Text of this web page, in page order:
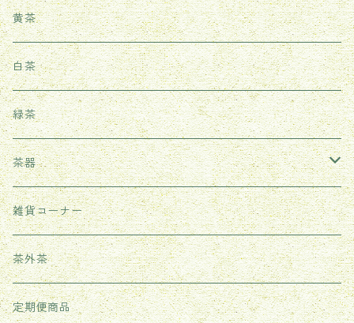
鉄観音
台湾ウーロン茶
熟茶
武夷紅茶
雲南紅茶
祁門紅茶（世界三大紅茶の一つ）
黄茶
白茶
緑茶
茶器
耐熱ガラス茶器
紫砂茶壺
その他
雑貨コーナー
茶外茶
定期便商品